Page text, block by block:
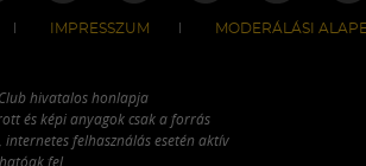
IMPRESSZUM MODERÁLÁSI
hivatalos honlapja
és képi anyagok csak a forrás
internetes felhasználás esetén aktív
fel.